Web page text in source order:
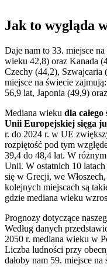
Jak to wygląda
Daje nam to 33. miejsce
wieku 42,8) oraz Kanada
Czechy (44,2), Szwajcaria
miejsce na świecie
56,9 lat, Japonia (49,9)
Mediana wieku dla
Unii Europejskiej sięga
r. do 2024 r. w UE
rozpiętość pod tym
39,4 do 48,4 lat. W
Unii. W ostatnich 10
się w Grecji, we
kolejnych miejscach są
gdzie mediana wieku
Prognozy dotyczące
Według danych
2050 r. mediana wieku w
Liczba ludności przy
dałoby nam 59. miejsce na